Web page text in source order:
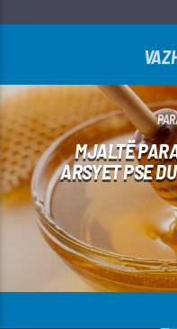
MJALTË
ARSYET PSE